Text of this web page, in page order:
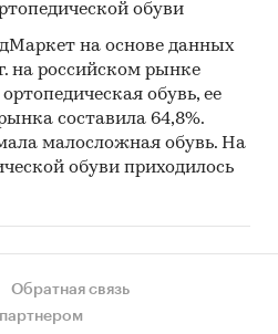
обуви
на основе данных
на российском рынке
обувь, ее
составила 64,8%.
малосложная обувь. На
обуви приходилось
Обратная связь